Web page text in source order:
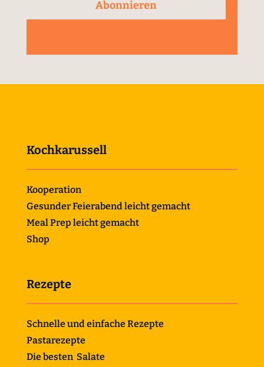
Abonnieren
Kochkarussell
Kooperation
Gesunder Feierabend leicht gemacht
Meal Prep leicht gemacht
Shop
Rezepte
Schnelle und einfache Rezepte
Pastarezepte
Die besten Salate